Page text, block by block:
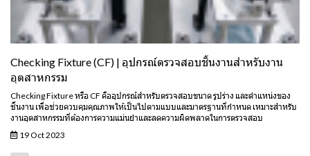
Checking Fixture (CF) | อุปกรณ์ตรวจสอบชิ้นงานสำหรับงาน
อุตสาหกรรม
Checking Fixture หรือ CF คืออุปกรณ์สำหรับตรวจสอบขนาด รูปร่าง และตำแหน่งของ
ชิ้นงาน เพื่อช่วยควบคุมคุณภาพให้เป็นไปตามแบบและมาตรฐานที่กำหนด เหมาะสำหรับ
งานอุตสาหกรรมที่ต้องการความแม่นยำและลดความผิดพลาดในการตรวจสอบ
19 Oct 2023